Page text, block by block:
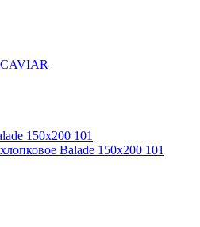
Balade 150x200 101